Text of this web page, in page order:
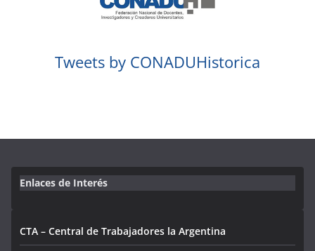
Tweets by CONADUHistorica
Enlaces de Interés
CTA – Central de Trabajadores la Argentina